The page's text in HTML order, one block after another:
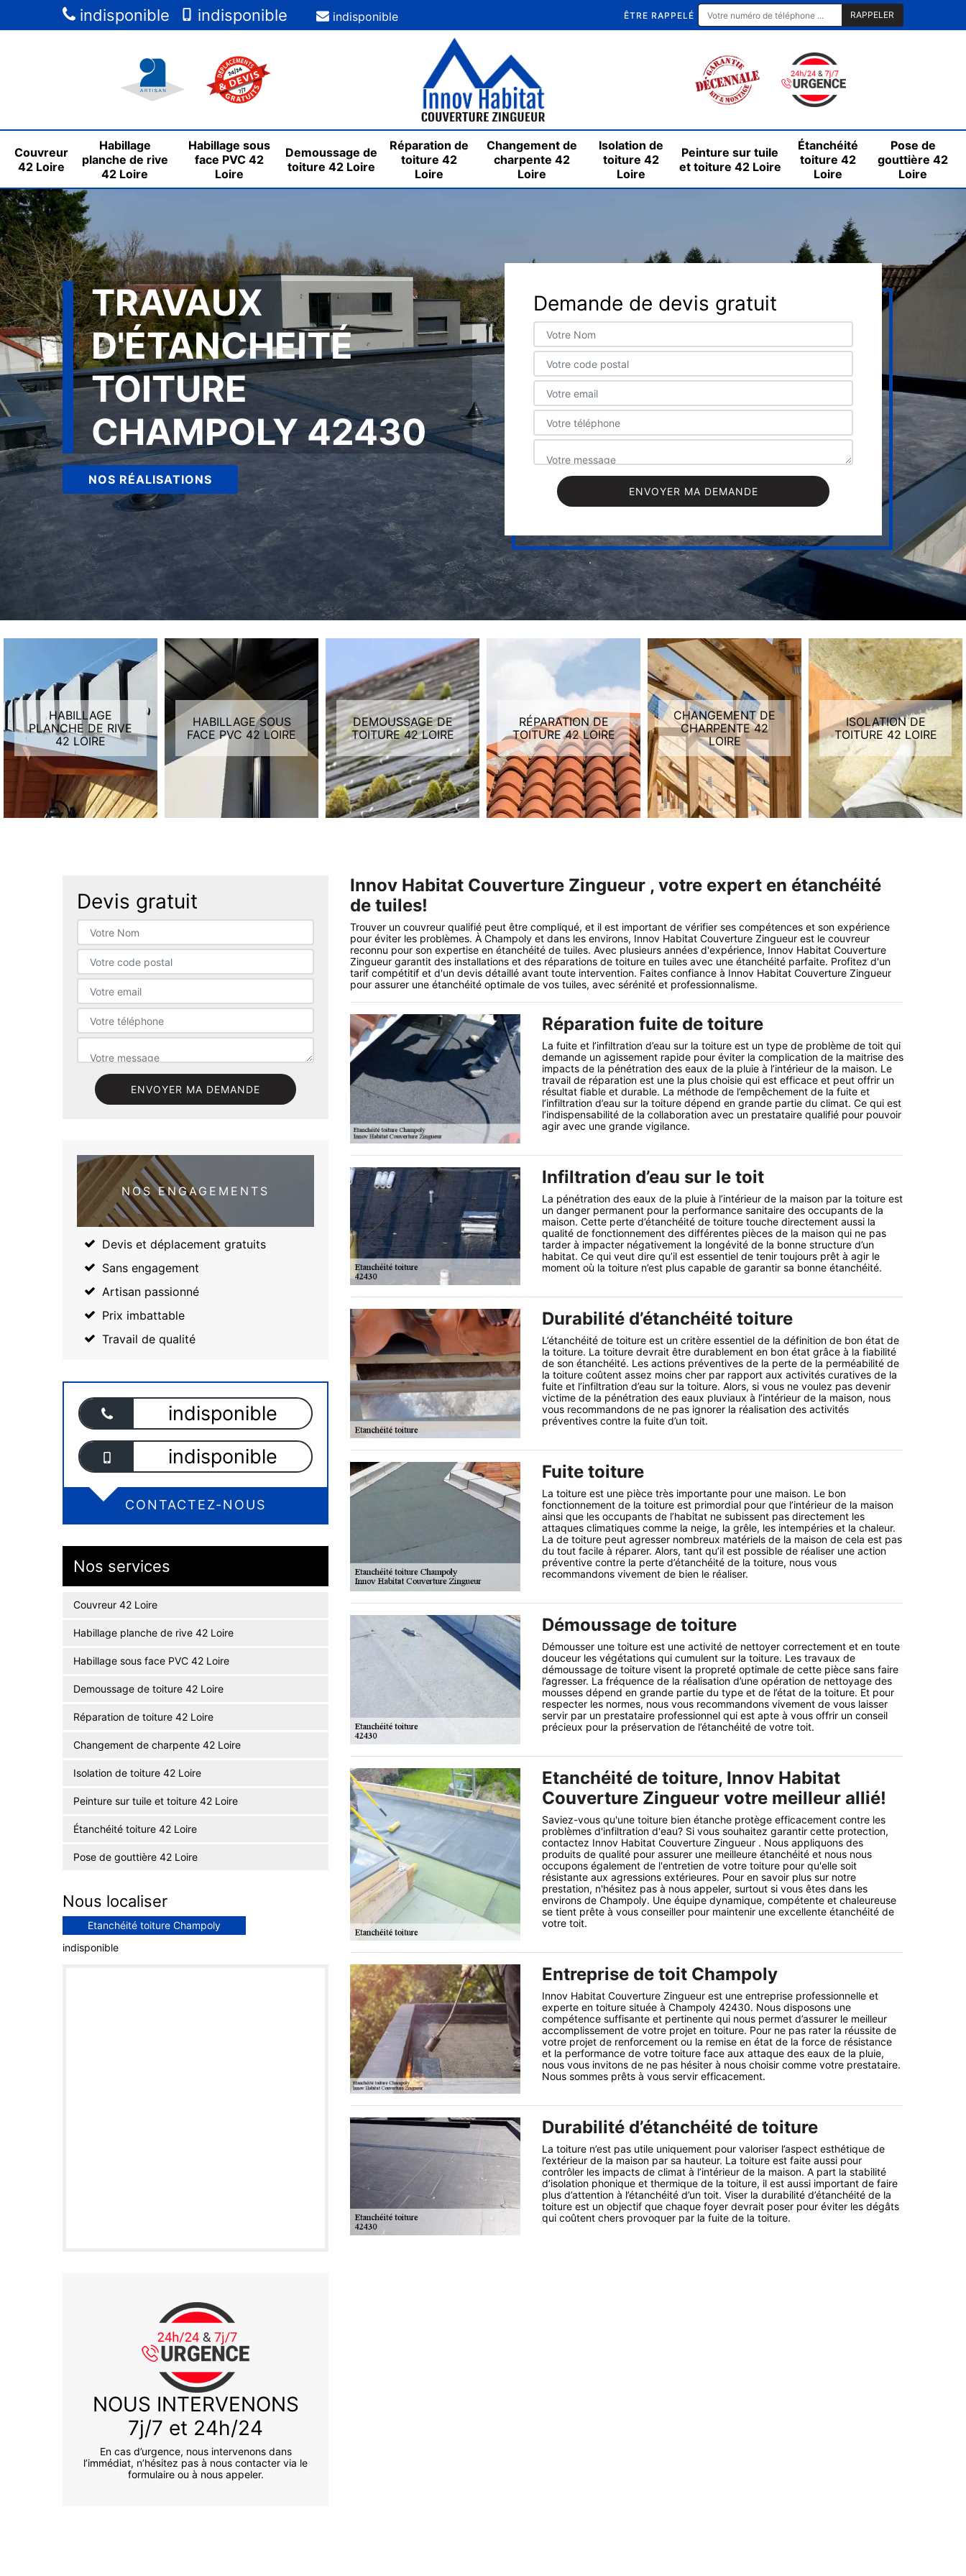
indisponible indisponible indisponible ÊTRE RAPPELÉ
Couvreur
42 Loire
Habillage
planche de rive
42 Loire
Habillage sous
face PVC 42
Loire
Demoussage de
toiture 42 Loire
Réparation de
toiture 42
Loire
Changement de
charpente 42
Loire
Isolation de
toiture 42
Loire
Peinture sur tuile
et toiture 42 Loire
Étanchéité
toiture 42
Loire
Pose de
gouttière 42
Loire
TRAVAUX
D'ÉTANCHEITÉ
TOITURE
CHAMPOLY 42430
NOS RÉALISATIONS
Demande de devis gratuit
HABILLAGE
PLANCHE DE RIVE
42 LOIRE
HABILLAGE SOUS
FACE PVC 42 LOIRE
DEMOUSSAGE DE
TOITURE 42 LOIRE
RÉPARATION DE
TOITURE 42 LOIRE
CHANGEMENT DE
CHARPENTE 42
LOIRE
ISOLATION DE
TOITURE 42 LOIRE
Devis gratuit
NOS ENGAGEMENTS
Devis et déplacement gratuits
Sans engagement
Artisan passionné
Prix imbattable
Travail de qualité
indisponible
indisponible
CONTACTEZ-NOUS
Nos services
Couvreur 42 Loire
Habillage planche de rive 42 Loire
Habillage sous face PVC 42 Loire
Demoussage de toiture 42 Loire
Réparation de toiture 42 Loire
Changement de charpente 42 Loire
Isolation de toiture 42 Loire
Peinture sur tuile et toiture 42 Loire
Étanchéité toiture 42 Loire
Pose de gouttière 42 Loire
Nous localiser
Etanchéité toiture Champoly
indisponible
NOUS INTERVENONS
7j/7 et 24h/24
En cas d’urgence, nous intervenons dans
l’immédiat, n’hésitez pas à nous contacter via le
formulaire ou à nous appeler.
Innov Habitat Couverture Zingueur , votre expert en étanchéité
de tuiles!
Trouver un couvreur qualifié peut être compliqué, et il est important de vérifier ses compétences et son expérience
pour éviter les problèmes. À Champoly et dans les environs, Innov Habitat Couverture Zingueur est le couvreur
reconnu pour son expertise en étanchéité de tuiles. Avec plusieurs années d'expérience, Innov Habitat Couverture
Zingueur garantit des installations et des réparations de toiture en tuiles avec une étanchéité parfaite. Profitez d'un
tarif compétitif et d'un devis détaillé avant toute intervention. Faites confiance à Innov Habitat Couverture Zingueur
pour assurer une étanchéité optimale de vos tuiles, avec sérénité et professionnalisme.
Réparation fuite de toiture
La fuite et l’infiltration d’eau sur la toiture est un type de problème de toit qui
demande un agissement rapide pour éviter la complication de la maitrise des
impacts de la pénétration des eaux de la pluie à l’intérieur de la maison. Le
travail de réparation est une la plus choisie qui est efficace et peut offrir un
résultat fiable et durable. La méthode de l’empêchement de la fuite et
l’infiltration d’eau sur la toiture dépend en grande partie du climat. Ce qui est
l’indispensabilité de la collaboration avec un prestataire qualifié pour pouvoir
agir avec une grande vigilance.
Infiltration d’eau sur le toit
La pénétration des eaux de la pluie à l’intérieur de la maison par la toiture est
un danger permanent pour la performance sanitaire des occupants de la
maison. Cette perte d’étanchéité de toiture touche directement aussi la
qualité de fonctionnement des différentes pièces de la maison qui ne pas
tarder à impacter négativement la longévité de la bonne structure d’un
habitat. Ce qui veut dire qu’il est essentiel de tenir toujours prêt à agir le
moment où la toiture n’est plus capable de garantir sa bonne étanchéité.
Durabilité d’étanchéité toiture
L’étanchéité de toiture est un critère essentiel de la définition de bon état de
la toiture. La toiture devrait être durablement en bon état grâce à la fiabilité
de son étanchéité. Les actions préventives de la perte de la perméabilité de
la toiture coûtent assez moins cher par rapport aux activités curatives de la
fuite et l’infiltration d’eau sur la toiture. Alors, si vous ne voulez pas devenir
victime de la pénétration des eaux pluviaux à l’intérieur de la maison, nous
vous recommandons de ne pas ignorer la réalisation des activités
préventives contre la fuite d’un toit.
Fuite toiture
La toiture est une pièce très importante pour une maison. Le bon
fonctionnement de la toiture est primordial pour que l’intérieur de la maison
ainsi que les occupants de l’habitat ne subissent pas directement les
attaques climatiques comme la neige, la grêle, les intempéries et la chaleur.
La de toiture peut agresser nombreux matériels de la maison de cela est pas
du tout facile à réparer. Alors, tant qu’il est possible de réaliser une action
préventive contre la perte d’étanchéité de la toiture, nous vous
recommandons vivement de bien le réaliser.
Démoussage de toiture
Démousser une toiture est une activité de nettoyer correctement et en toute
douceur les végétations qui cumulent sur la toiture. Les travaux de
démoussage de toiture visent la propreté optimale de cette pièce sans faire
l’agresser. La fréquence de la réalisation d’une opération de nettoyage des
mousses dépend en grande partie du type et de l’état de la toiture. Et pour
respecter les normes, nous vous recommandons vivement de vous laisser
servir par un prestataire professionnel qui est apte à vous offrir un conseil
précieux pour la préservation de l’étanchéité de votre toit.
Etanchéité de toiture, Innov Habitat
Couverture Zingueur votre meilleur allié!
Saviez-vous qu'une toiture bien étanche protège efficacement contre les
problèmes d'infiltration d'eau? Si vous souhaitez garantir cette protection,
contactez Innov Habitat Couverture Zingueur . Nous appliquons des
produits de qualité pour assurer une meilleure étanchéité et nous nous
occupons également de l'entretien de votre toiture pour qu'elle soit
résistante aux agressions extérieures. Pour en savoir plus sur notre
prestation, n'hésitez pas à nous appeler, surtout si vous êtes dans les
environs de Champoly. Une équipe dynamique, compétente et chaleureuse
se tient prête à vous conseiller pour maintenir une excellente étanchéité de
votre toit.
Entreprise de toit Champoly
Innov Habitat Couverture Zingueur est une entreprise professionnelle et
experte en toiture située à Champoly 42430. Nous disposons une
compétence suffisante et pertinente qui nous permet d’assurer le meilleur
accomplissement de votre projet en toiture. Pour ne pas rater la réussite de
votre projet de renforcement ou la remise en état de la force de résistance
et la performance de votre toiture face aux attaque des eaux de la pluie,
nous vous invitons de ne pas hésiter à nous choisir comme votre prestataire.
Nous sommes prêts à vous servir efficacement.
Durabilité d’étanchéité de toiture
La toiture n’est pas utile uniquement pour valoriser l’aspect esthétique de
l’extérieur de la maison par sa hauteur. La toiture est faite aussi pour
contrôler les impacts de climat à l’intérieur de la maison. A part la stabilité
d’isolation phonique et thermique de la toiture, il est aussi important de faire
plus d’attention à l’étanchéité d’un toit. Viser la durabilité d’étanchéité de la
toiture est un objectif que chaque foyer devrait poser pour éviter les dégâts
qui coûtent chers provoquer par la fuite de la toiture.